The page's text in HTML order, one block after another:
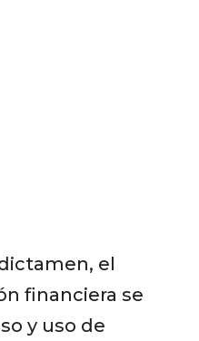
el
financiera se
y uso de